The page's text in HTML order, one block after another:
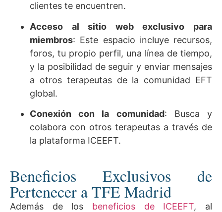
clientes te encuentren.
Acceso al sitio web exclusivo para
miembros: Este espacio incluye recursos,
foros, tu propio perfil, una línea de tiempo,
y la posibilidad de seguir y enviar mensajes
a otros terapeutas de la comunidad EFT
global.
Conexión con la comunidad: Busca y
colabora con otros terapeutas a través de
la plataforma ICEEFT.
Beneficios Exclusivos de
Pertenecer a TFE Madrid
Además de los beneficios de ICEEFT, al